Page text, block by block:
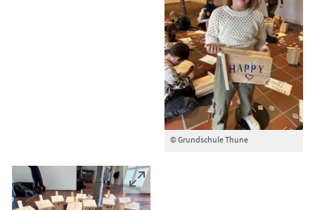
© Grundschule Thune